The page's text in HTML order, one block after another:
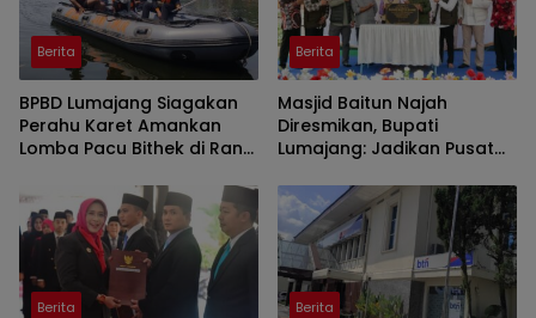
Berita
BPBD Lumajang Siagakan
Perahu Karet Amankan
Lomba Pacu Bithek di Ranu
Berita
Masjid Baitun Najah
Diresmikan, Bupati
Lumajang: Jadikan Pusat
Berita Berita